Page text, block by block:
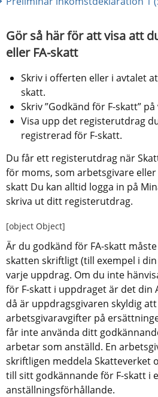
Gör så här för att visa att
eller FA-skatt
Skriv i offerten eller i avtalet
skatt.
Skriv ”Godkänd för F-skatt”
Visa upp det registerutdrag
registrerad för F-skatt.
Du får ett registerutdrag när
för moms, som arbetsgivare
skatt Du kan alltid logga in på
skriva ut ditt registerutdrag.
[object Object]
Är du godkänd för FA-skatt
skatten skriftligt (till exempel i
varje uppdrag. Om du inte
för F-skatt i uppdraget är det din
då är uppdragsgivaren skyldig
arbetsgivaravgifter på
får inte använda ditt
arbetar som anställd. En
skriftligen meddela Skatteverket
till sitt godkännande för F-skatt i
anställningsförhållande.